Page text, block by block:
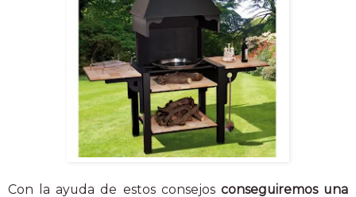
Con la ayuda de estos consejos conseguiremos una